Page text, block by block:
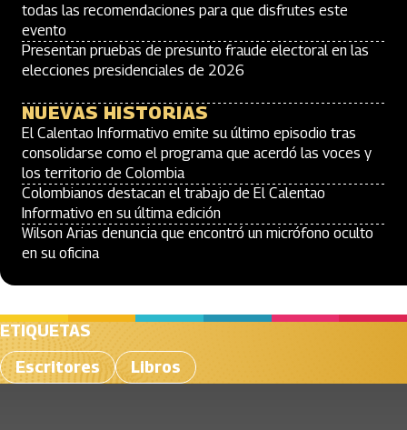
todas las recomendaciones para que disfrutes este
evento
Presentan pruebas de presunto fraude electoral en las
elecciones presidenciales de 2026
NUEVAS HISTORIAS
El Calentao Informativo emite su último episodio tras
consolidarse como el programa que acerdó las voces y
los territorio de Colombia
Colombianos destacan el trabajo de El Calentao
Informativo en su última edición
Wilson Arias denuncia que encontró un micrófono oculto
en su oficina
ETIQUETAS
Escritores
Libros